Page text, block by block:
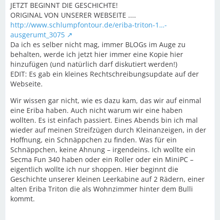
JETZT BEGINNT DIE GESCHICHTE!
ORIGINAL VON UNSERER WEBSEITE ....
http://www.schlumpfontour.de/eriba-triton-1…-
ausgerumt_3075
Da ich es selber nicht mag, immer BLOGs im Auge zu
behalten, werde ich jetzt hier immer eine Kopie hier
hinzufügen (und natürlich darf diskutiert werden!)
EDIT: Es gab ein kleines Rechtschreibungsupdate auf der
Webseite.
Wir wissen gar nicht, wie es dazu kam, das wir auf einmal
eine Eriba haben. Auch nicht warum wir eine haben
wollten. Es ist einfach passiert. Eines Abends bin ich mal
wieder auf meinen Streifzügen durch Kleinanzeigen, in der
Hoffnung, ein Schnäppchen zu finden. Was für ein
Schnäppchen, keine Ahnung – irgendeins. Ich wollte ein
Secma Fun 340 haben oder ein Roller oder ein MiniPC –
eigentlich wollte ich nur shoppen. Hier beginnt die
Geschichte unserer kleinen Leerkabine auf 2 Rädern, einer
alten Eriba Triton die als Wohnzimmer hinter dem Bulli
kommt.